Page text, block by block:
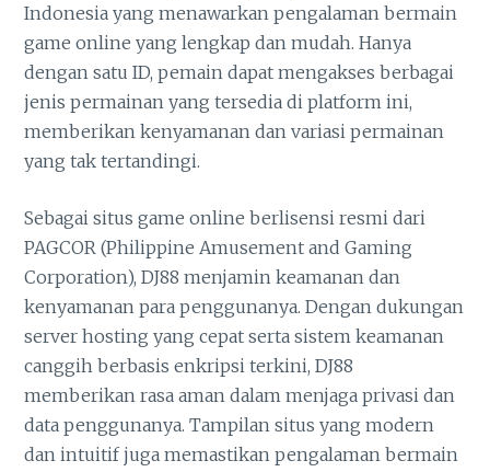
Indonesia yang menawarkan pengalaman bermain
game online yang lengkap dan mudah. Hanya
dengan satu ID, pemain dapat mengakses berbagai
jenis permainan yang tersedia di platform ini,
memberikan kenyamanan dan variasi permainan
yang tak tertandingi.
Sebagai situs game online berlisensi resmi dari
PAGCOR (Philippine Amusement and Gaming
Corporation), DJ88 menjamin keamanan dan
kenyamanan para penggunanya. Dengan dukungan
server hosting yang cepat serta sistem keamanan
canggih berbasis enkripsi terkini, DJ88
memberikan rasa aman dalam menjaga privasi dan
data penggunanya. Tampilan situs yang modern
dan intuitif juga memastikan pengalaman bermain